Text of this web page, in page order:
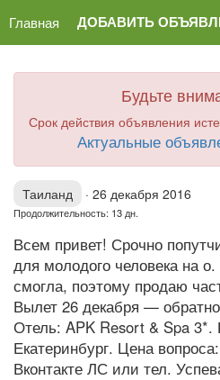
Главная ДОБАВИТЬ
Будьте
Срок действия объявления
Актуальные
Таиланд · 26 декабря 2016
Продолжительность: 13 дн.
Всем привет! Срочно
для молодого человека на
смогла, поэтому продаю
Вылет 26 декабря —
Отель: APK Resort & Spa 3*.
Екатеринбург. Цена
Вконтакте ЛС или тел.